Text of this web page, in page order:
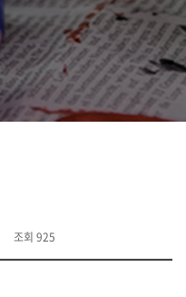
조회 925